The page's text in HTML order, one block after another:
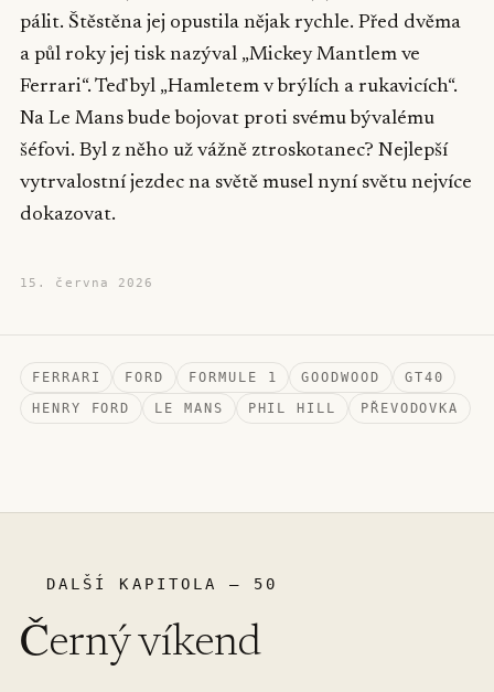
pálit. Štěstěna jej opustila nějak rychle. Před dvěma
a půl roky jej tisk nazýval „Mickey Mantlem ve
Ferrari“. Teď byl „Hamletem v brýlích a rukavicích“.
Na Le Mans bude bojovat proti svému bývalému
šéfovi. Byl z něho už vážně ztroskotanec? Nejlepší
vytrvalostní jezdec na světě musel nyní světu nejvíce
dokazovat.
15. června 2026
FERRARI FORD FORMULE 1 GOODWOOD
GT40
HENRY FORD
LE MANS PHIL HILL PŘEVODOVKA
DALŠÍ KAPITOLA – 50
Černý víkend